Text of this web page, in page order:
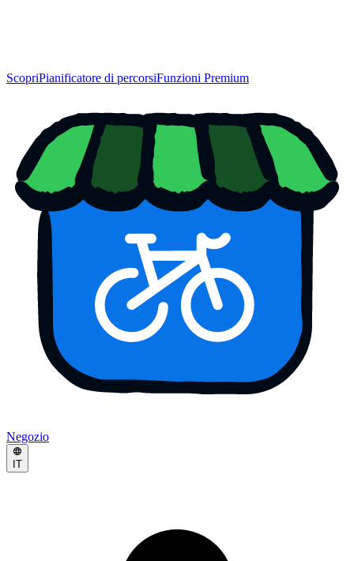
ScopriPianificatore di percorsiFunzioni Premium
Negozio
IT